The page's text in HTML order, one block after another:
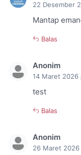
22 Desember
Mantap
Balas
Anonim
14 Maret 2026
test
Balas
Anonim
26 Maret 2026